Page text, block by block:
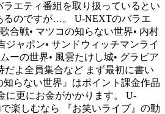
エティ番組を取り扱っているとい
るのですが…。 U-NEXTのバラエ
合戦• マツコの知らない世界• 内村
ジャポン• サンドウィッチマンライ
ーの世界• 風雲たけし城• グラビア
だよ全員集合など まず最初に書い
らない世界』はポイント課金作品
に更にお金がかかります。 U-
楽しむなら 『お笑いライブ』の動